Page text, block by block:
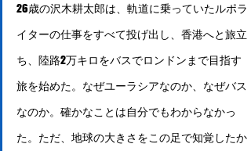
26歳の沢木耕太郎は、軌道に乗っていたルポラ
イターの仕事をすべて投げ出し、香港へと旅立
ち、陸路2万キロをバスでロンドンまで目指す
旅を始めた。なぜユーラシアなのか、なぜバス
なのか。確かなことは自分でもわからなかっ
た。ただ、地球の大きさをこの足で知覚したか